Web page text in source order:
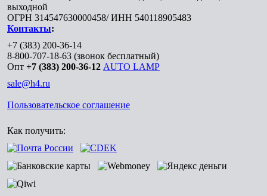
выходной
ОГРН 314547630000458/ ИНН 540118905483
Контакты:
+7 (383) 200-36-14
8-800-707-18-63 (звонок бесплатный)
Опт +7 (383) 200-36-12 AUTO LAMP
sale@h4.ru
Пользовательское соглашение
Как получить: